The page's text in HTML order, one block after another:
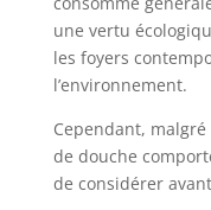
produits
bon sens,
une vertu
les foyers
l’environnement.
Cependant,
de douche
de considérer